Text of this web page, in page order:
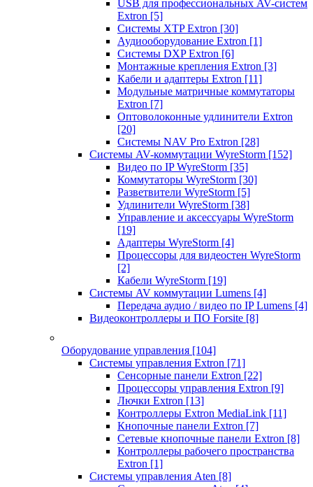
USB для профессиональных AV-систем
Extron [5]
Системы XTP Extron [30]
Аудиооборудование Extron [1]
Системы DXP Extron [6]
Монтажные крепления Extron [3]
Кабели и адаптеры Extron [11]
Модульные матричные коммутаторы
Extron [7]
Оптоволоконные удлинители Extron
[20]
Системы NAV Pro Extron [28]
Системы AV-коммутации WyreStorm [152]
Видео по IP WyreStorm [35]
Коммутаторы WyreStorm [30]
Разветвители WyreStorm [5]
Удлинители WyreStorm [38]
Управление и аксессуары WyreStorm
[19]
Адаптеры WyreStorm [4]
Процессоры для видеостен WyreStorm
[2]
Кабели WyreStorm [19]
Системы AV коммутации Lumens [4]
Передача аудио / видео по IP Lumens [4]
Видеоконтроллеры и ПО Forsite [8]
Оборудование управления [104]
Системы управления Extron [71]
Сенсорные панели Extron [22]
Процессоры управления Extron [9]
Лючки Extron [13]
Контроллеры Extron MediaLink [11]
Кнопочные панели Extron [7]
Сетевые кнопочные панели Extron [8]
Контроллеры рабочего пространства
Extron [1]
Системы управления Aten [8]